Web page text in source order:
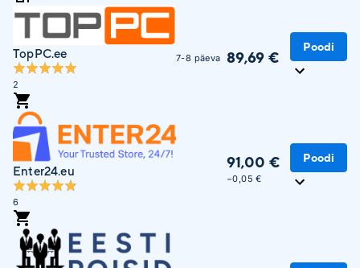
TopPC.ee
2
7-8 päeva 89,69 €
Poodi
Enter24.eu
6
91,00 €
−0,05 €
Poodi